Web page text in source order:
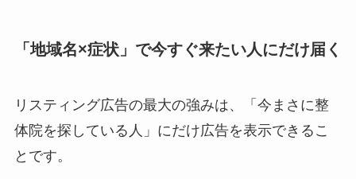
「地域名×症状」で今すぐ来たい人にだけ届く
リスティング広告の最大の強みは、「今まさに整
体院を探している人」にだけ広告を表示できるこ
とです。